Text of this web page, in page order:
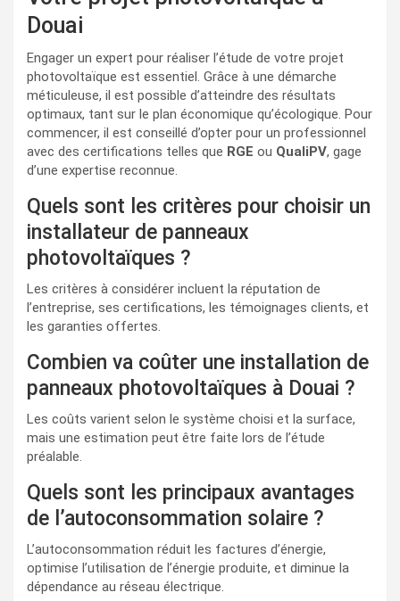
Douai
Engager un expert pour réaliser l’étude de votre projet
photovoltaïque est essentiel. Grâce à une démarche
méticuleuse, il est possible d’atteindre des résultats
optimaux, tant sur le plan économique qu’écologique. Pour
commencer, il est conseillé d’opter pour un professionnel
avec des certifications telles que RGE ou QualiPV, gage
d’une expertise reconnue.
Quels sont les critères pour choisir un
installateur de panneaux
photovoltaïques ?
Les critères à considérer incluent la réputation de
l’entreprise, ses certifications, les témoignages clients, et
les garanties offertes.
Combien va coûter une installation de
panneaux photovoltaïques à Douai ?
Les coûts varient selon le système choisi et la surface,
mais une estimation peut être faite lors de l’étude
préalable.
Quels sont les principaux avantages
de l’autoconsommation solaire ?
L’autoconsommation réduit les factures d’énergie,
optimise l’utilisation de l’énergie produite, et diminue la
dépendance au réseau électrique.